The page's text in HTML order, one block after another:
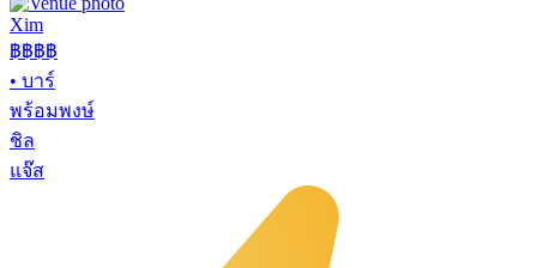
Xim
฿฿฿฿
• บาร์
พร้อมพงษ์
ชิล
แจ๊ส